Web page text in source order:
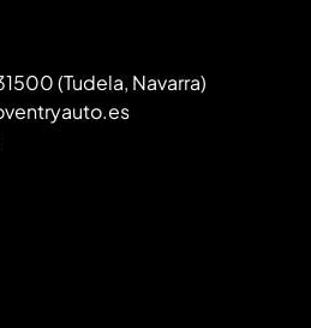
(Tudela, Navarra)